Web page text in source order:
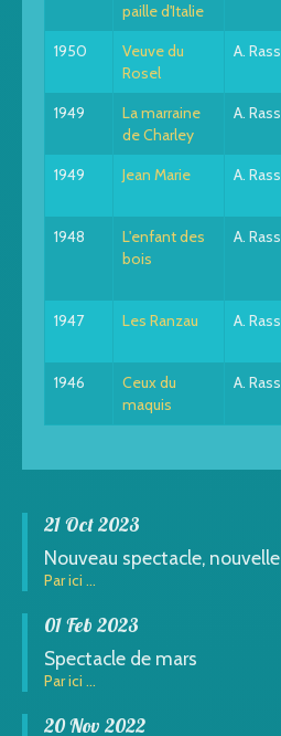
paille d'Italie
1950
Veuve du
Rosel
A.
1949
La marraine
de Charley
A.
1949
Jean Marie A.
1948
L'enfant des
bois
A.
1947
Les Ranzau A.
1946
Ceux du
maquis
A.
21 Oct 2023
Nouveau spectacle, nouvelle
Par ici ...
01 Feb 2023
Spectacle de mars
Par ici ...
20 Nov 2022